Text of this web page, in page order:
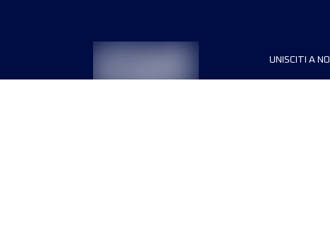
UNISCITI A NOI